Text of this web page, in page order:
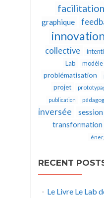
facilitation
graphique
innovation
collective
Lab modèle
problématisation
projet
publication
inversée
session
transformation
RECENT
Le Livre Le Lab